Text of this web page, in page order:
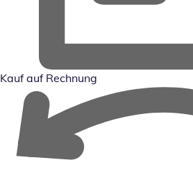
Kauf auf Rechnung